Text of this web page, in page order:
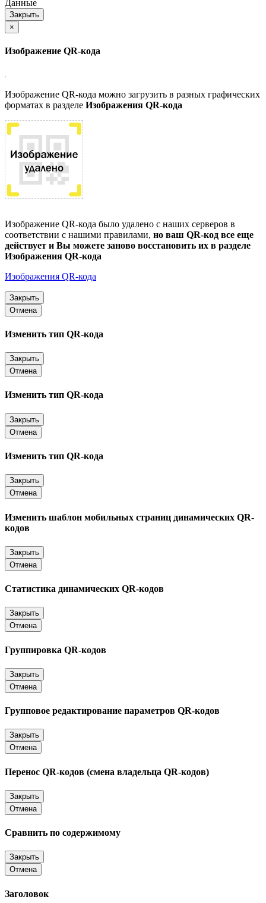
Данные
Закрыть
×
Изображение QR-кода
Изображение QR-кода можно загрузить в разных графических
форматах в разделе Изображения QR-кода
Изображение QR-кода было удалено с наших серверов в
соответствии с нашими правилами, но ваш QR-код все еще
действует и Вы можете заново восстановить их в разделе
Изображения QR-кода
Изображения QR-кода
Закрыть
Отмена
Изменить тип QR-кода
Закрыть
Отмена
Изменить тип QR-кода
Закрыть
Отмена
Изменить тип QR-кода
Закрыть
Отмена
Изменить шаблон мобильных страниц динамических QR-
кодов
Закрыть
Отмена
Статистика динамических QR-кодов
Закрыть
Отмена
Группировка QR-кодов
Закрыть
Отмена
Групповое редактирование параметров QR-кодов
Закрыть
Отмена
Перенос QR-кодов (смена владельца QR-кодов)
Закрыть
Отмена
Сравнить по содержимому
Закрыть
Отмена
Заголовок